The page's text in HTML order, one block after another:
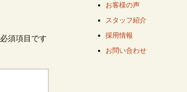
須項目です
お客様の声
スタッフ紹介
採用情報
お問い合わせ